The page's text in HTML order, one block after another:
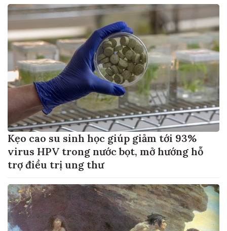
Kẹo cao su sinh học giúp giảm tới 93%
virus HPV trong nước bọt, mở hướng hỗ
trợ điều trị ung thư